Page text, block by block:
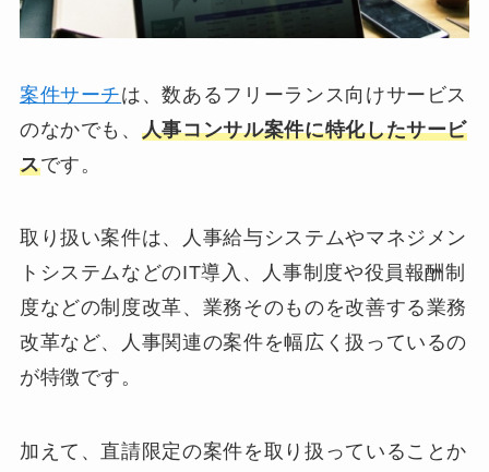
案件サーチは、数あるフリーランス向けサービス
のなかでも、 人事コンサル案件に特化したサービ
スです。
取り扱い案件は、人事給与システムやマネジメン
トシステムなどのIT導入、人事制度や役員報酬制
度などの制度改革、業務そのものを改善する業務
改革など、人事関連の案件を幅広く扱っているの
が特徴です。
加えて、直請限定の案件を取り扱っていることか